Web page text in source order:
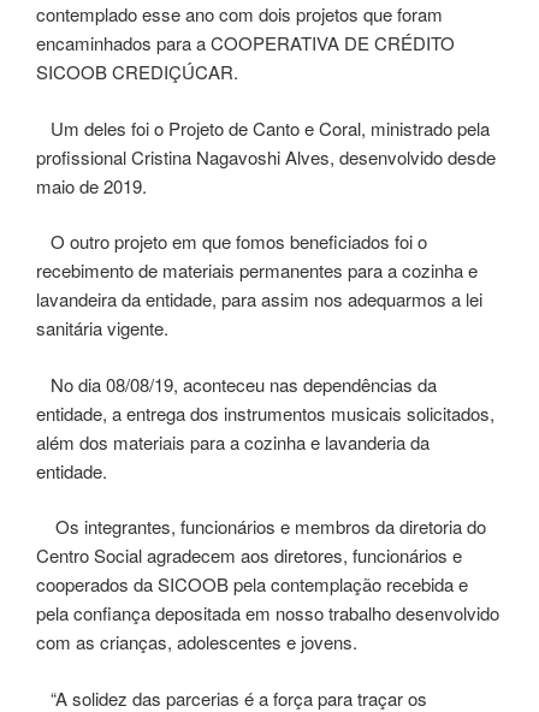
contemplado esse ano com dois projetos que foram
encaminhados para a COOPERATIVA DE CRÉDITO
SICOOB CREDIÇÚCAR.
Um deles foi o Projeto de Canto e Coral, ministrado pela
profissional Cristina Nagavoshi Alves, desenvolvido desde
maio de 2019.
O outro projeto em que fomos beneficiados foi o
recebimento de materiais permanentes para a cozinha e
lavandeira da entidade, para assim nos adequarmos a lei
sanitária vigente.
No dia 08/08/19, aconteceu nas dependências da
entidade, a entrega dos instrumentos musicais solicitados,
além dos materiais para a cozinha e lavanderia da
entidade.
Os integrantes, funcionários e membros da diretoria do
Centro Social agradecem aos diretores, funcionários e
cooperados da SICOOB pela contemplação recebida e
pela confiança depositada em nosso trabalho desenvolvido
com as crianças, adolescentes e jovens.
“A solidez das parcerias é a força para traçar os